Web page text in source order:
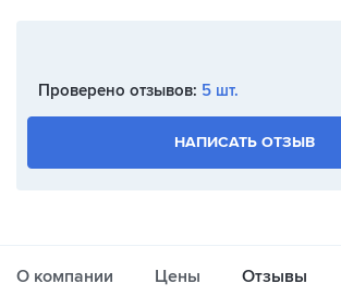
Проверено отзывов: 5 шт.
НАПИСАТЬ ОТЗЫВ
О компании Цены Отзывы